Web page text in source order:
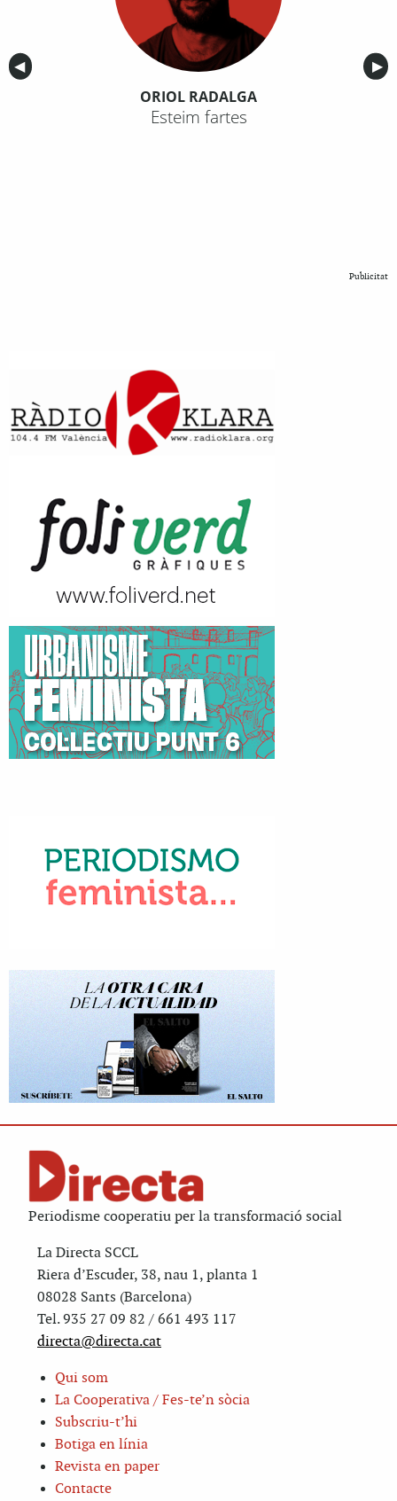
Anterior
◀︎ ▶︎
ORIOL RADALGA
Esteim fartes
Publicitat
Periodisme cooperatiu per la transformació social
La Directa SCCL
Riera d’Escuder, 38, nau 1, planta 1
08028 Sants (Barcelona)
Tel. 935 27 09 82 / 661 493 117
directa@directa.cat
Qui som
La Cooperativa / Fes-te’n sòcia
Subscriu-t’hi
Botiga en línia
Revista en paper
Contacte